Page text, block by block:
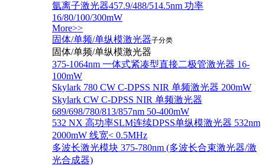
氩离子激光器457.9/488/514.5nm 功率
16/80/100/300mW
More>>
固体/单频/单纵模激光器子分类
固体/单频/单纵模激光器
375-1064nm 一体式紧凑型直接二极管激光器 16-
100mW
Skylark 780 CW C-DPSS NIR 单频激光器 200mW
Skylark CW C-DPSS NIR 单频激光器
689/698/780/813/857nm 50-400mW
532 NX 高功率SLM连续DPSS单纵模激光器 532nm
2000mW 线宽< 0.5MHz
多波长激光模块 375-780nm (多波长合束激光器/激
光合成器)